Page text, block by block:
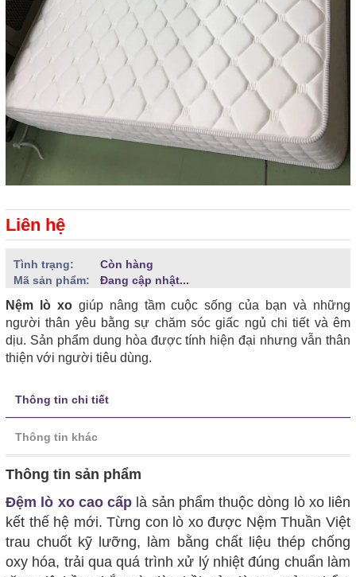
Liên hệ
Tình trạng:
Còn hàng
Mã sản phẩm:
Đang cập nhật...
Nệm lò xogiúp nâng tầm cuộc sống của bạn và những
người thân yêu bằng sự chăm sóc giấc ngủ chi tiết và êm
dịu. Sản phẩm dung hòa được tính hiện đại nhưng vẫn thân
thiện với người tiêu dùng.
Thông tin chi tiết
Thông tin khác
Thông tin sản phẩm
Đệm lò xo cao cấp là sản phẩm thuộc dòng lò xo liên
kết thế hệ mới. Từng con lò xo được Nệm Thuần Việt
trau chuốt kỹ lưỡng, làm bằng chất liệu thép chống
oxy hóa, trải qua quá trình xử lý nhiệt đúng chuẩn làm